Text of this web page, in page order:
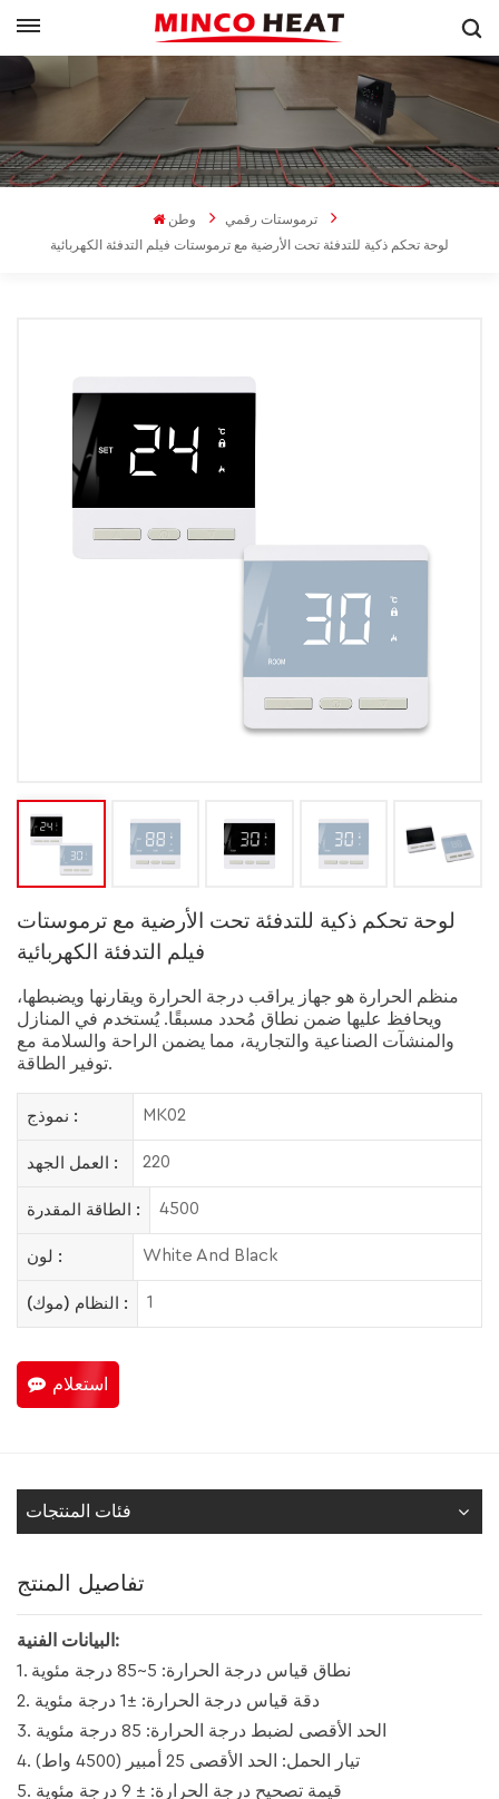
وطن
ترموستات رقمي
لوحة تحكم ذكية للتدفئة تحت الأرضية مع ترموستات فيلم التدفئة الكهربائية
لوحة تحكم ذكية للتدفئة تحت الأرضية مع ترموستات
فيلم التدفئة الكهربائية
منظم الحرارة هو جهاز يراقب درجة الحرارة ويقارنها ويضبطها،
ويحافظ عليها ضمن نطاق مُحدد مسبقًا. يُستخدم في المنازل
والمنشآت الصناعية والتجارية، مما يضمن الراحة والسلامة مع
توفير الطاقة.
نموذج : MK02
العمل الجهد : 220
الطاقة المقدرة : 4500
لون : White And Black
النظام (موك) : 1
استعلام
فئات المنتجات
تفاصيل المنتج
البيانات الفنية:
1. نطاق قياس درجة الحرارة: 5~85 درجة مئوية
2. دقة قياس درجة الحرارة: ±1 درجة مئوية
3. الحد الأقصى لضبط درجة الحرارة: 85 درجة مئوية
4. تيار الحمل: الحد الأقصى 25 أمبير (4500 واط)
5. قيمة تصحيح درجة الحرارة: ± 9 درجة مئوية